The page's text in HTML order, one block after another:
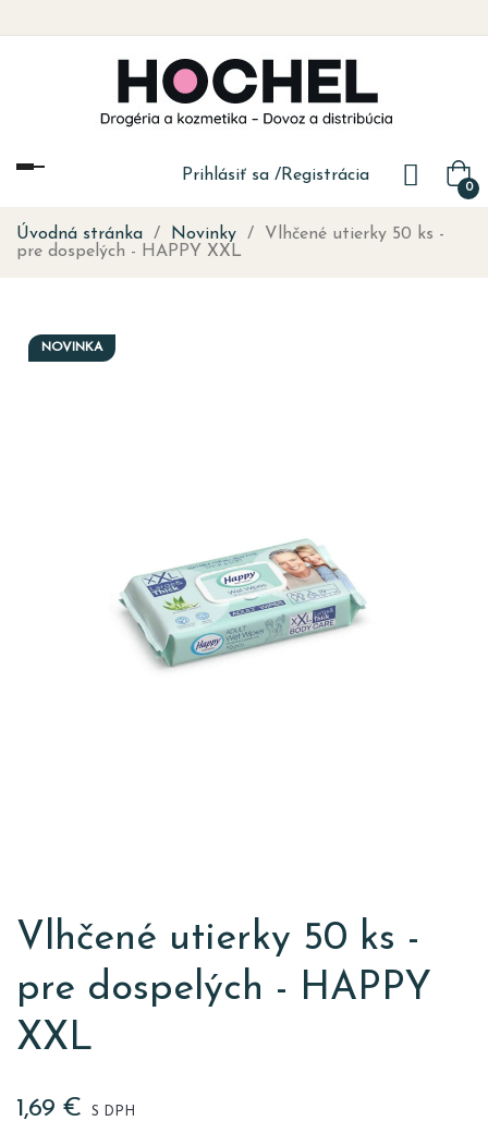
Prihlásiť sa /Registrácia
0
Toggle
Úvodná stránka Novinky
Vlhčené utierky 50 ks -
pre dospelých - HAPPY XXL
NOVINKA
Vlhčené utierky 50 ks -
pre dospelých - HAPPY
XXL
1,69 € S DPH